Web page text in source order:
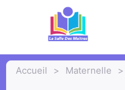
Accueil > Maternelle >